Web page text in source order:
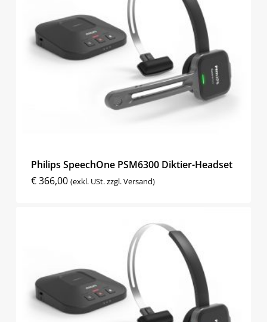
Philips SpeechOne PSM6300 Diktier-Headset
€366,00 (exkl. USt. zzgl. Versand)